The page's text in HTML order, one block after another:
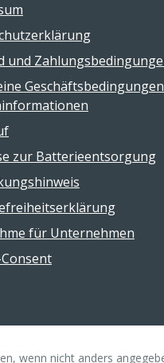
und
zur Batterieentsorgung
für Unternehmen
wenn nicht anders